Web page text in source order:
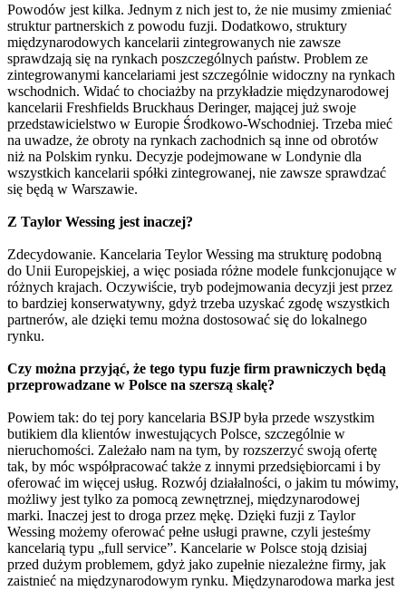
Powodów jest kilka. Jednym z nich jest to, że nie musimy zmieniać
struktur partnerskich z powodu fuzji. Dodatkowo, struktury
międzynarodowych kancelarii zintegrowanych nie zawsze
sprawdzają się na rynkach poszczególnych państw. Problem ze
zintegrowanymi kancelariami jest szczególnie widoczny na rynkach
wschodnich. Widać to chociażby na przykładzie międzynarodowej
kancelarii Freshfields Bruckhaus Deringer, mającej już swoje
przedstawicielstwo w Europie Środkowo-Wschodniej. Trzeba mieć
na uwadze, że obroty na rynkach zachodnich są inne od obrotów
niż na Polskim rynku. Decyzje podejmowane w Londynie dla
wszystkich kancelarii spółki zintegrowanej, nie zawsze sprawdzać
się będą w Warszawie.
Z Taylor Wessing jest inaczej?
Zdecydowanie. Kancelaria Teylor Wessing ma strukturę podobną
do Unii Europejskiej, a więc posiada różne modele funkcjonujące w
różnych krajach. Oczywiście, tryb podejmowania decyzji jest przez
to bardziej konserwatywny, gdyż trzeba uzyskać zgodę wszystkich
partnerów, ale dzięki temu można dostosować się do lokalnego
rynku.
Czy można przyjąć, że tego typu fuzje firm prawniczych będą
przeprowadzane w Polsce na szerszą skalę?
Powiem tak: do tej pory kancelaria BSJP była przede wszystkim
butikiem dla klientów inwestujących Polsce, szczególnie w
nieruchomości. Zależało nam na tym, by rozszerzyć swoją ofertę
tak, by móc współpracować także z innymi przedsiębiorcami i by
oferować im więcej usług. Rozwój działalności, o jakim tu mówimy,
możliwy jest tylko za pomocą zewnętrznej, międzynarodowej
marki. Inaczej jest to droga przez mękę. Dzięki fuzji z Taylor
Wessing możemy oferować pełne usługi prawne, czyli jesteśmy
kancelarią typu „full service”. Kancelarie w Polsce stoją dzisiaj
przed dużym problemem, gdyż jako zupełnie niezależne firmy, jak
zaistnieć na międzynarodowym rynku. Międzynarodowa marka jest